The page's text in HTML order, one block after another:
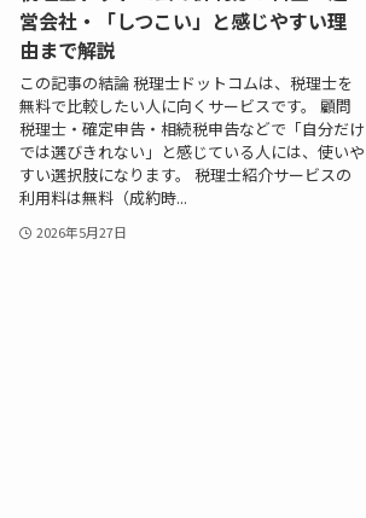
営会社・「しつこい」と感じやすい理
由まで解説
この記事の結論 税理士ドットコムは、税理士を
無料で比較したい人に向くサービスです。 顧問
税理士・確定申告・相続税申告などで「自分だけ
では選びきれない」と感じている人には、使いや
すい選択肢になります。 税理士紹介サービスの
利用料は無料（成約時...
2026年5月27日